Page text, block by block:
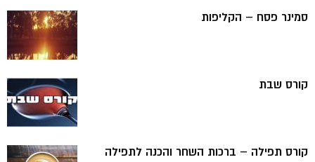
סמינר פסח – הקליפות
קורס שבת
קורס תפילה – ברכות השחר והכנה לתפילה